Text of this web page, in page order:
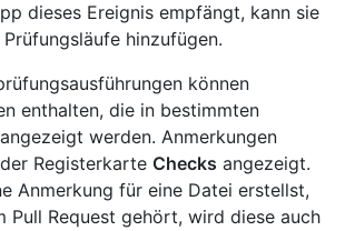
dieses Ereignis empfängt, kann sie
hinzufügen.
können
enthalten, die in bestimmten
werden. Anmerkungen
Registerkarte Checks angezeigt.
Anmerkung für eine Datei erstellst,
Pull Request gehört, wird diese auch